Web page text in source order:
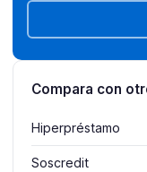
Compara con
Hiperpréstamo
Soscredit